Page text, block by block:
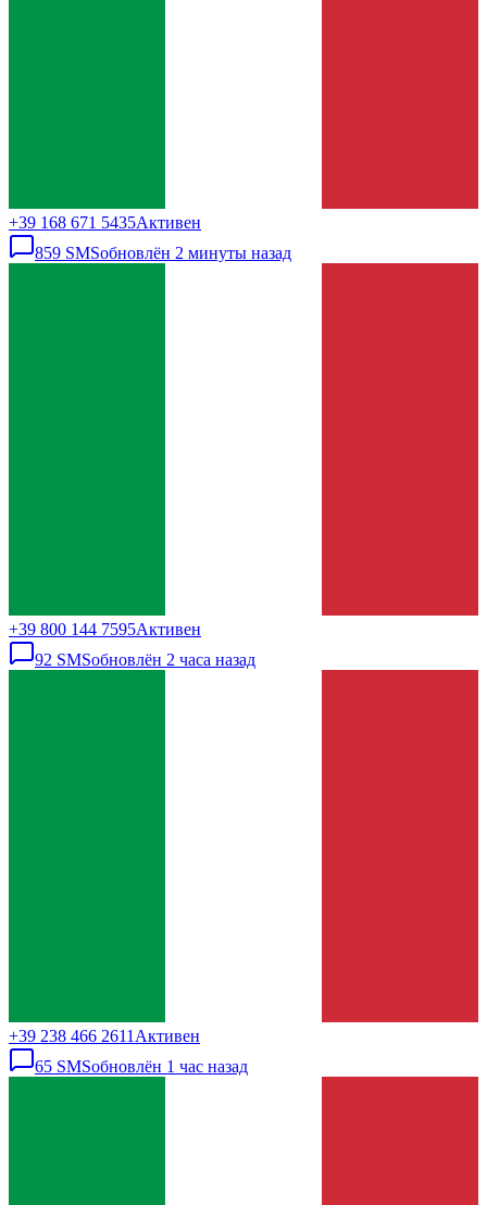
+39 168 671 5435Активен
859 SMSобновлён 2 минуты назад
+39 800 144 7595Активен
92 SMSобновлён 2 часа назад
+39 238 466 2611 Активен
65 SMSобновлён 1 час назад